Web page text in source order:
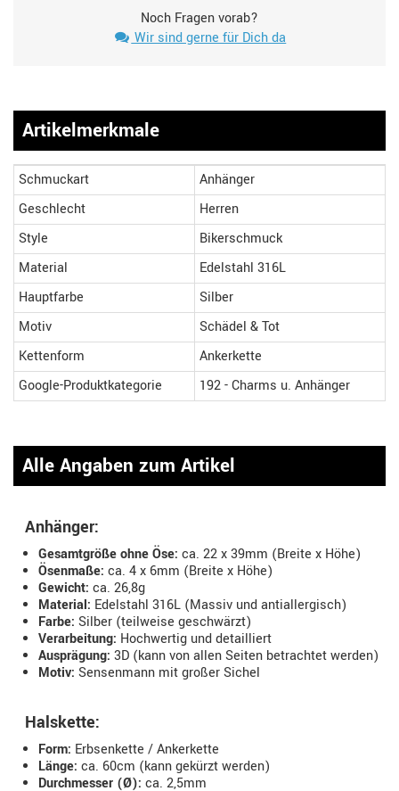
Noch Fragen vorab?
Wir sind gerne für Dich da
Artikelmerkmale
Schmuckart
Anhänger
Geschlecht
Herren
Style
Bikerschmuck
Material
Edelstahl 316L
Hauptfarbe
Silber
Motiv
Schädel & Tot
Kettenform
Ankerkette
Google-Produktkategorie
192 - Charms u. Anhänger
Alle Angaben zum Artikel
Anhänger:
Gesamtgröße ohne Öse: ca. 22 x 39mm (Breite x Höhe)
Ösenmaße: ca. 4 x 6mm (Breite x Höhe)
Gewicht: ca. 26,8g
Material: Edelstahl 316L (Massiv und antiallergisch)
Farbe: Silber (teilweise geschwärzt)
Verarbeitung: Hochwertig und detailliert
Ausprägung: 3D (kann von allen Seiten betrachtet werden)
Motiv: Sensenmann mit großer Sichel
Halskette:
Form: Erbsenkette / Ankerkette
Länge: ca. 60cm (kann gekürzt werden)
Durchmesser (Ø): ca. 2,5mm